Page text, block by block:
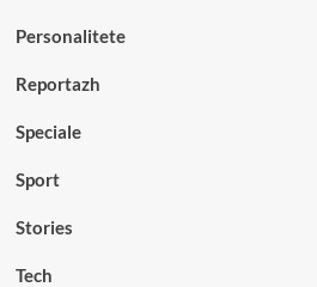
Personalitete
Reportazh
Speciale
Sport
Stories
Tech